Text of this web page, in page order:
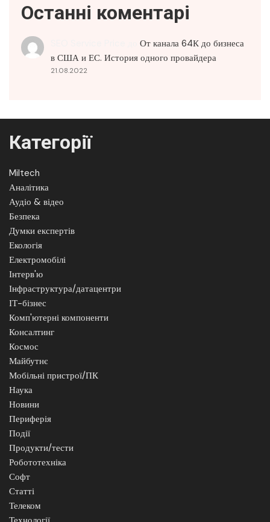
Останні коментарі
От канала 64К до бизнеса
в США и ЕС. История одного провайдера
21.08.2022
Категорії
Miltech
Аналітика
Аудіо & відео
Безпека
Думки експертів
Екологія
Електромобілі
Інтерв'ю
Інфраструктура/датацентри
ІТ-бізнес
Комп'ютерні компоненти
Консалтинг
Космос
Майбутнє
Мобільні пристрої/ПК
Наука
Новини
Периферія
Події
Продукти/тести
Робототехніка
Софт
Статті
Телеком